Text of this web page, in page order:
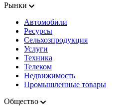
Рынки
Автомобили
Ресурсы
Сельхозпродукция
Услуги
Техника
Телеком
Недвижимость
Промышленные товары
Общество